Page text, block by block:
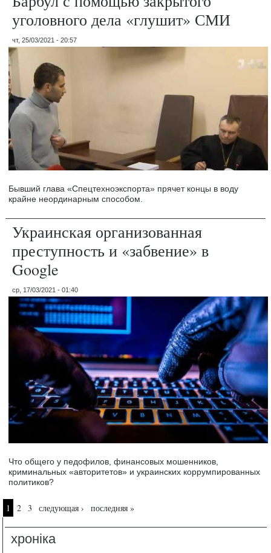
уголовного дела «глушит» СМИ
чт, 25/03/2021 - 20:57
Бывший глава «Спецтехноэкспорта» прячет концы в воду
крайне неординарным способом.
Украинская организованная
преступность и «забвение» в
Google
ср, 17/03/2021 - 01:40
Что общего у педофилов, финансовых мошенников,
криминальных «авторитетов» и украинских коррумпированных
политиков?
Страницы
1 2 3 следующая › последняя »
хроніка